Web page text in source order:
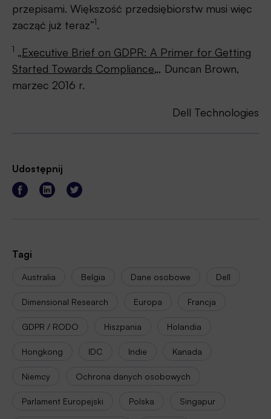
przepisami. Większość przedsiębiorstw musi więc
zacząć już teraz”1.
1 „Executive Brief on GDPR: A Primer for Getting
Started Towards Compliance„, Duncan Brown,
marzec 2016 r.
Dell Technologies
Udostępnij
Tagi
Australia Belgia Dane osobowe Dell
Dimensional Research Europa Francja
GDPR / RODO Hiszpania Holandia
Hongkong IDC Indie Kanada
Niemcy Ochrona danych osobowych
Parlament Europejski Polska Singapur